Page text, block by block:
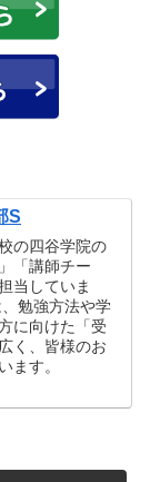
S
の四谷学院の
「講師チー
当していま
勉強方法や学
に向けた「受
く、皆様のお
ます。